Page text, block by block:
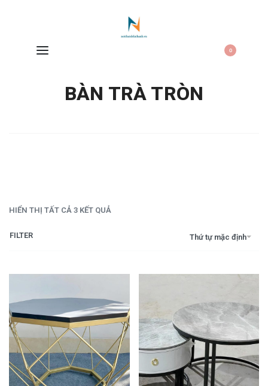
0
BÀN TRÀ TRÒN
HIỂN THỊ TẤT CẢ 3 KẾT QUẢ
Thứ tự mặc định
FILTER